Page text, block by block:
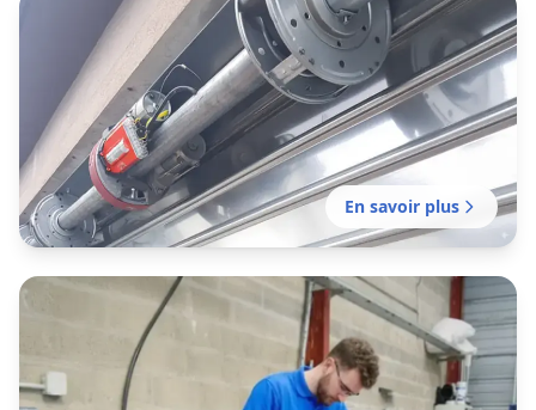
Castelginest
Contrat d'entretien préventif réalisé par notre
établissement local pour garantir le bon
fonctionnement de vos fermetures métalliques.
Motorisation rideau métallique
Castelginest
Motorisation de votre rideau manuel existant
réalisée par notre établissement local pour
En savoir plus